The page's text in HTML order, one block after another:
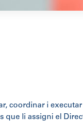
coordinar i
li assigni el